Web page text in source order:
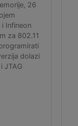
26
Infineon
za 802.11
dolazi
JTAG